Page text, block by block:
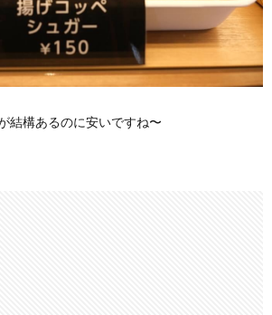
結構あるのに安いですね〜